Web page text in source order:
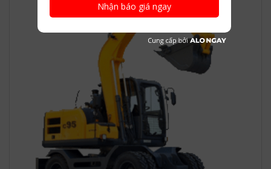
Nhận báo giá ngay